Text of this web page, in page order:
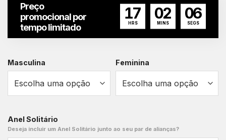
Preço
promocional por
tempo limitado
17
HRS
02
MINS
05
SEGS
Masculina Feminina
Anel Solitário
Deseja incluir um Anel Solitário junto ao seu par de alianças?